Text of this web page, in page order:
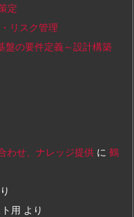
定
リスク管理
盤の要件定義～設計構築
わせ、ナレッジ提供 に 鶴
用 より